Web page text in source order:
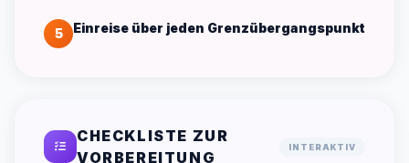
5 Einreise über jeden Grenzübergangspunkt
CHECKLISTE ZUR
VORBEREITUNG
INTERAKTIV